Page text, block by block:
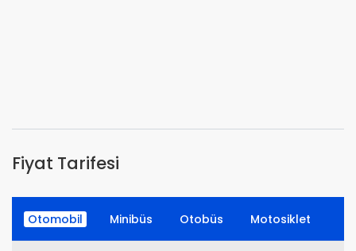
Fiyat Tarifesi
Otomobil Minibüs Otobüs Motosiklet